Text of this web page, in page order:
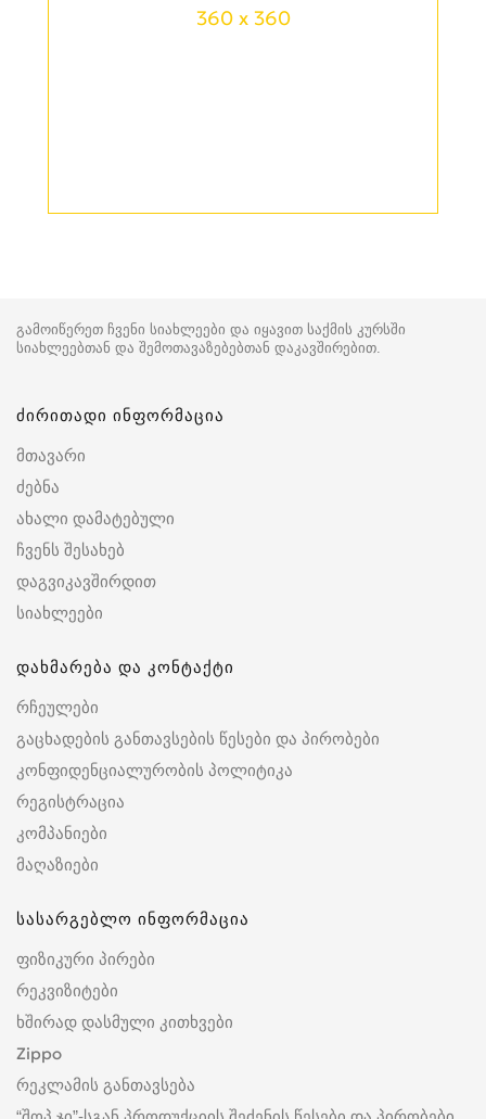
360 x 360
გამოიწერეთ ჩვენი სიახლეები და იყავით საქმის კურსში
სიახლეებთან და შემოთავაზებებთან დაკავშირებით.
ძირითადი ინფორმაცია
მთავარი
ძებნა
ახალი დამატებული
ჩვენს შესახებ
დაგვიკავშირდით
სიახლეები
დახმარება და კონტაქტი
რჩეულები
გაცხადების განთავსების წესები და პირობები
კონფიდენციალურობის პოლიტიკა
რეგისტრაცია
კომპანიები
მაღაზიები
სასარგებლო ინფორმაცია
ფიზიკური პირები
რეკვიზიტები
ხშირად დასმული კითხვები
Zippo
რეკლამის განთავსება